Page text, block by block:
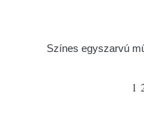
Színes egyszarvú
1